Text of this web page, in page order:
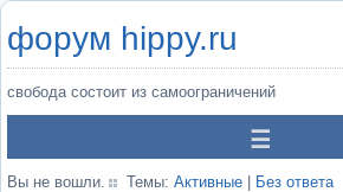
форум hippy.ru
свобода состоит из самоограничений
Вы не вошли. Темы: Активные Без ответа